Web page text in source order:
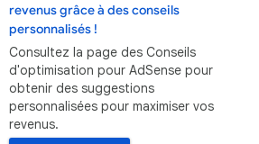
revenus grâce à des conseils
personnalisés !
Consultez la page des Conseils
d'optimisation pour AdSense pour
obtenir des suggestions
personnalisées pour maximiser vos
revenus.